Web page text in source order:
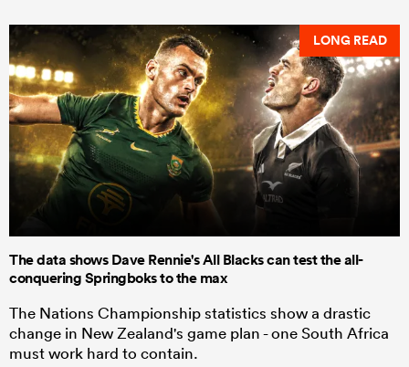
LONG READ
The data shows Dave Rennie's All Blacks can test the all-
conquering Springboks to the max
The Nations Championship statistics show a drastic
change in New Zealand's game plan - one South Africa
must work hard to contain.